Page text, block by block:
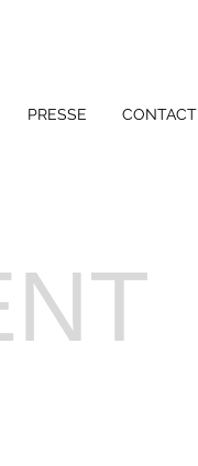
PRESSE CONTACT